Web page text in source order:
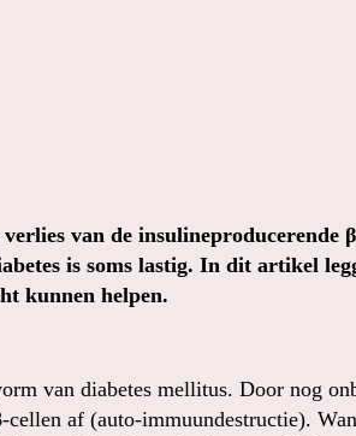
van de insulineproducerende
is soms lastig. In dit artikel
kunnen helpen.
van diabetes mellitus. Door nog
af (auto-immuundestructie).